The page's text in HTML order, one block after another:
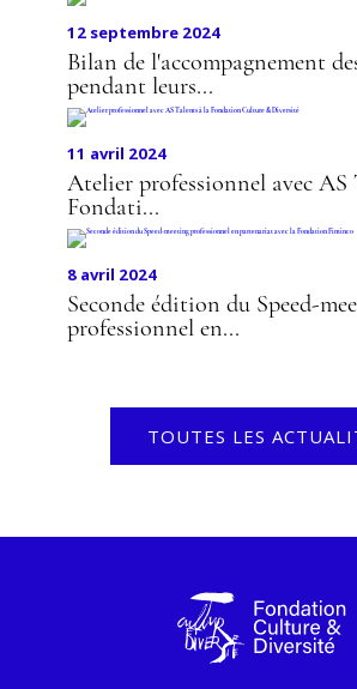
12 septembre 2024
Bilan de l'accompagnement
pendant leurs...
11 avril 2024
Atelier professionnel avec AS
Fondati...
8 avril 2024
Seconde édition du Speed-
professionnel en...
TOUTES LES